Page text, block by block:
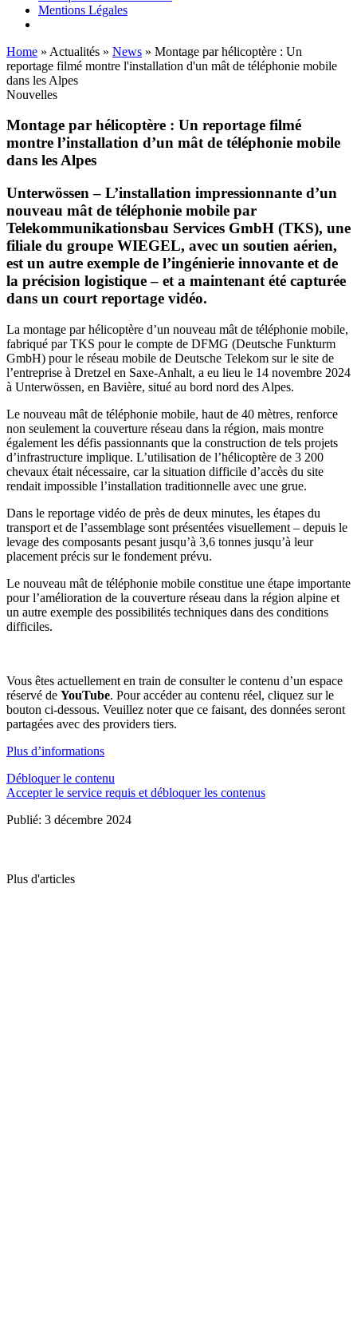
Mentions Légales
Home » Actualités » News » Montage par hélicoptère : Un
reportage filmé montre l'installation d'un mât de téléphonie mobile
dans les Alpes
Nouvelles
Montage par hélicoptère : Un reportage filmé
montre l’installation d’un mât de téléphonie mobile
dans les Alpes
Unterwössen – L’installation impressionnante d’un
nouveau mât de téléphonie mobile par
Telekommunikationsbau Services GmbH (TKS), une
filiale du groupe WIEGEL, avec un soutien aérien,
est un autre exemple de l’ingénierie innovante et de
la précision logistique – et a maintenant été capturée
dans un court reportage vidéo.
La montage par hélicoptère d’un nouveau mât de téléphonie mobile,
fabriqué par TKS pour le compte de DFMG (Deutsche Funkturm
GmbH) pour le réseau mobile de Deutsche Telekom sur le site de
l’entreprise à Dretzel en Saxe-Anhalt, a eu lieu le 14 novembre 2024
à Unterwössen, en Bavière, situé au bord nord des Alpes.
Le nouveau mât de téléphonie mobile, haut de 40 mètres, renforce
non seulement la couverture réseau dans la région, mais montre
également les défis passionnants que la construction de tels projets
d’infrastructure implique. L’utilisation de l’hélicoptère de 3 200
chevaux était nécessaire, car la situation difficile d’accès du site
rendait impossible l’installation traditionnelle avec une grue.
Dans le reportage vidéo de près de deux minutes, les étapes du
transport et de l’assemblage sont présentées visuellement – depuis le
levage des composants pesant jusqu’à 3,6 tonnes jusqu’à leur
placement précis sur le fondement prévu.
Le nouveau mât de téléphonie mobile constitue une étape importante
pour l’amélioration de la couverture réseau dans la région alpine et
un autre exemple des possibilités techniques dans des conditions
difficiles.
Vous êtes actuellement en train de consulter le contenu d’un espace
réservé de YouTube. Pour accéder au contenu réel, cliquez sur le
bouton ci-dessous. Veuillez noter que ce faisant, des données seront
partagées avec des providers tiers.
Plus d’informations
Débloquer le contenu
Accepter le service requis et débloquer les contenus
Publié: 3 décembre 2024
Plus d'articles